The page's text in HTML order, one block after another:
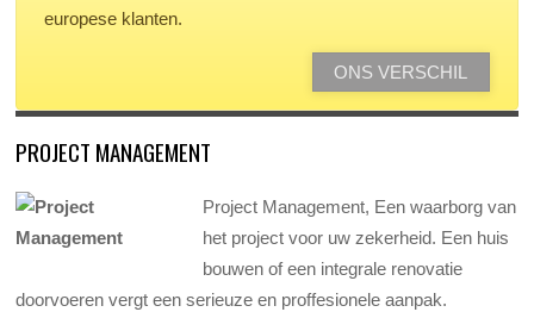
europese klanten.
ONS VERSCHIL
PROJECT MANAGEMENT
Project Management, Een waarborg van
het project voor uw zekerheid. Een huis
bouwen of een integrale renovatie
doorvoeren vergt een serieuze en proffesionele aanpak.